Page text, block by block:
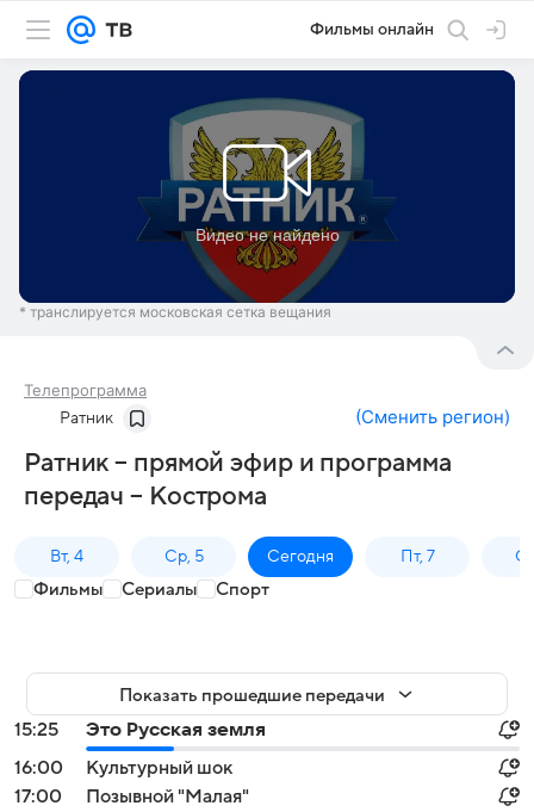
Фильмы онлайн
* транслируется московская сетка вещания
Телепрограмма
Ратник (Сменить регион)
Ратник – прямой эфир и программа
передач – Кострома
Вт, 4 Ср, 5 Сегодня Пт, 7
Фильмы Сериалы Спорт
Показать прошедшие передачи
15:25
Это Русская земля
16:00
Культурный шок
17:00
Позывной "Малая"